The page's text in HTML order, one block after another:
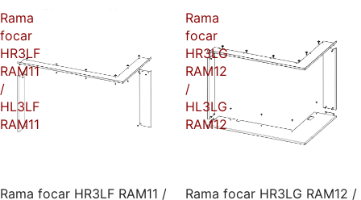
Rama
focar
HR3LF
RAM11
/
HL3LF
RAM11
Rama focar HR3LF RAM11 /
Rama
focar
HR3LG
RAM12
/
HL3LG
RAM12
Rama focar HR3LG RAM12 /